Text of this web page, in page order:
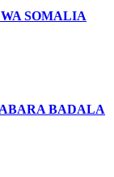
SOMALIA
BADALA